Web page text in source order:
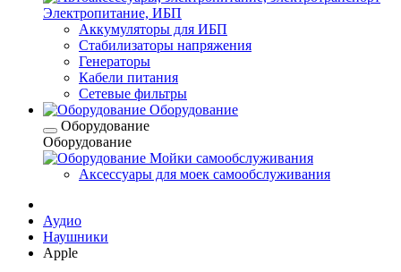
Электропитание, ИБП
Аккумуляторы для ИБП
Стабилизаторы напряжения
Генераторы
Кабели питания
Сетевые фильтры
Оборудование
Оборудование
Оборудование
Мойки самообслуживания
Аксессуары для моек самообслуживания
Аудио
Наушники
Apple